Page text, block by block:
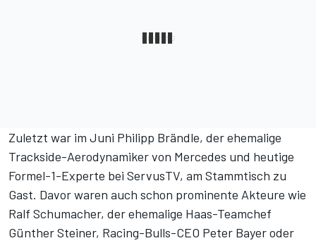
Zuletzt war im Juni Philipp Brändle, der ehemalige
Trackside-Aerodynamiker von Mercedes und heutige
Formel-1-Experte bei ServusTV, am Stammtisch zu
Gast. Davor waren auch schon prominente Akteure wie
Ralf Schumacher, der ehemalige Haas-Teamchef
Günther Steiner, Racing-Bulls-CEO Peter Bayer oder